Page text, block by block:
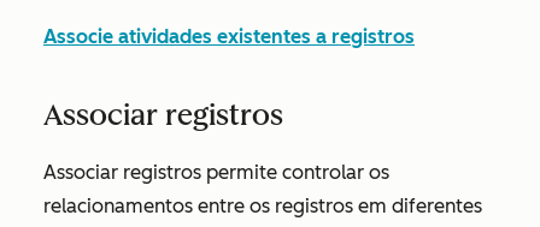
Associe atividades existentes a registros
Associar registros
Associar registros permite controlar os
relacionamentos entre os registros em diferentes